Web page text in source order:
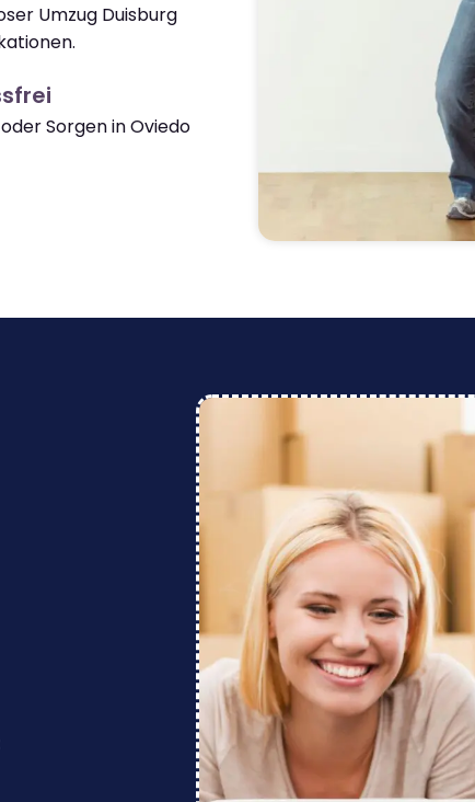
Umzug Duisburg
Sorgen in Oviedo